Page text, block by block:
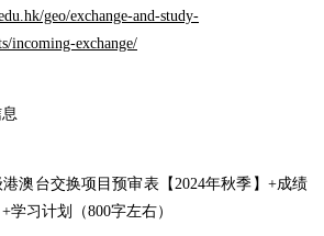
geo/exchange-and-study-
incoming-exchange/
澳台交换项目预审表【2024年秋季】+成绩
习计划（800字左右）